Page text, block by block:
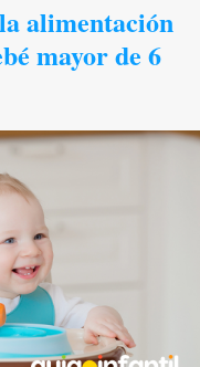
alimentación
mayor de 6